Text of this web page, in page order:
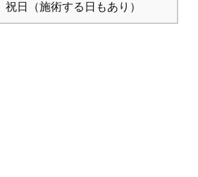
祝日（施術する日もあり）